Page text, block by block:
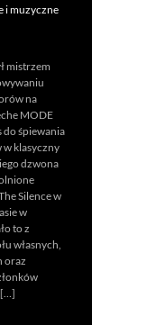
i muzyczne
mistrzem
na
MODE
do śpiewania
w klasyczny
dzwona
Silence w
w
to z
własnych,
oraz
[…]